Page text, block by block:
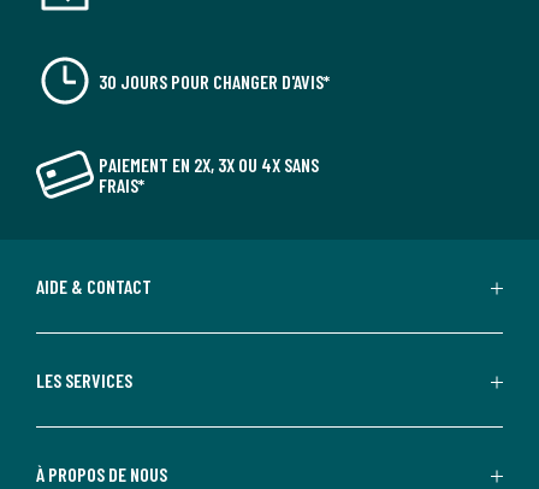
30 JOURS POUR CHANGER D'AVIS*
PAIEMENT EN 2X, 3X OU 4X SANS
FRAIS*
AIDE & CONTACT
LES SERVICES
À PROPOS DE NOUS